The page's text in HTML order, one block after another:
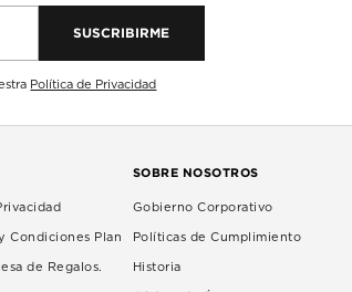
SUSCRIBIRME
Política de Privacidad
Condiciones Plan
de Regalos.
SOBRE NOSOTROS
Gobierno Corporativo
Políticas de Cumplimiento
Historia